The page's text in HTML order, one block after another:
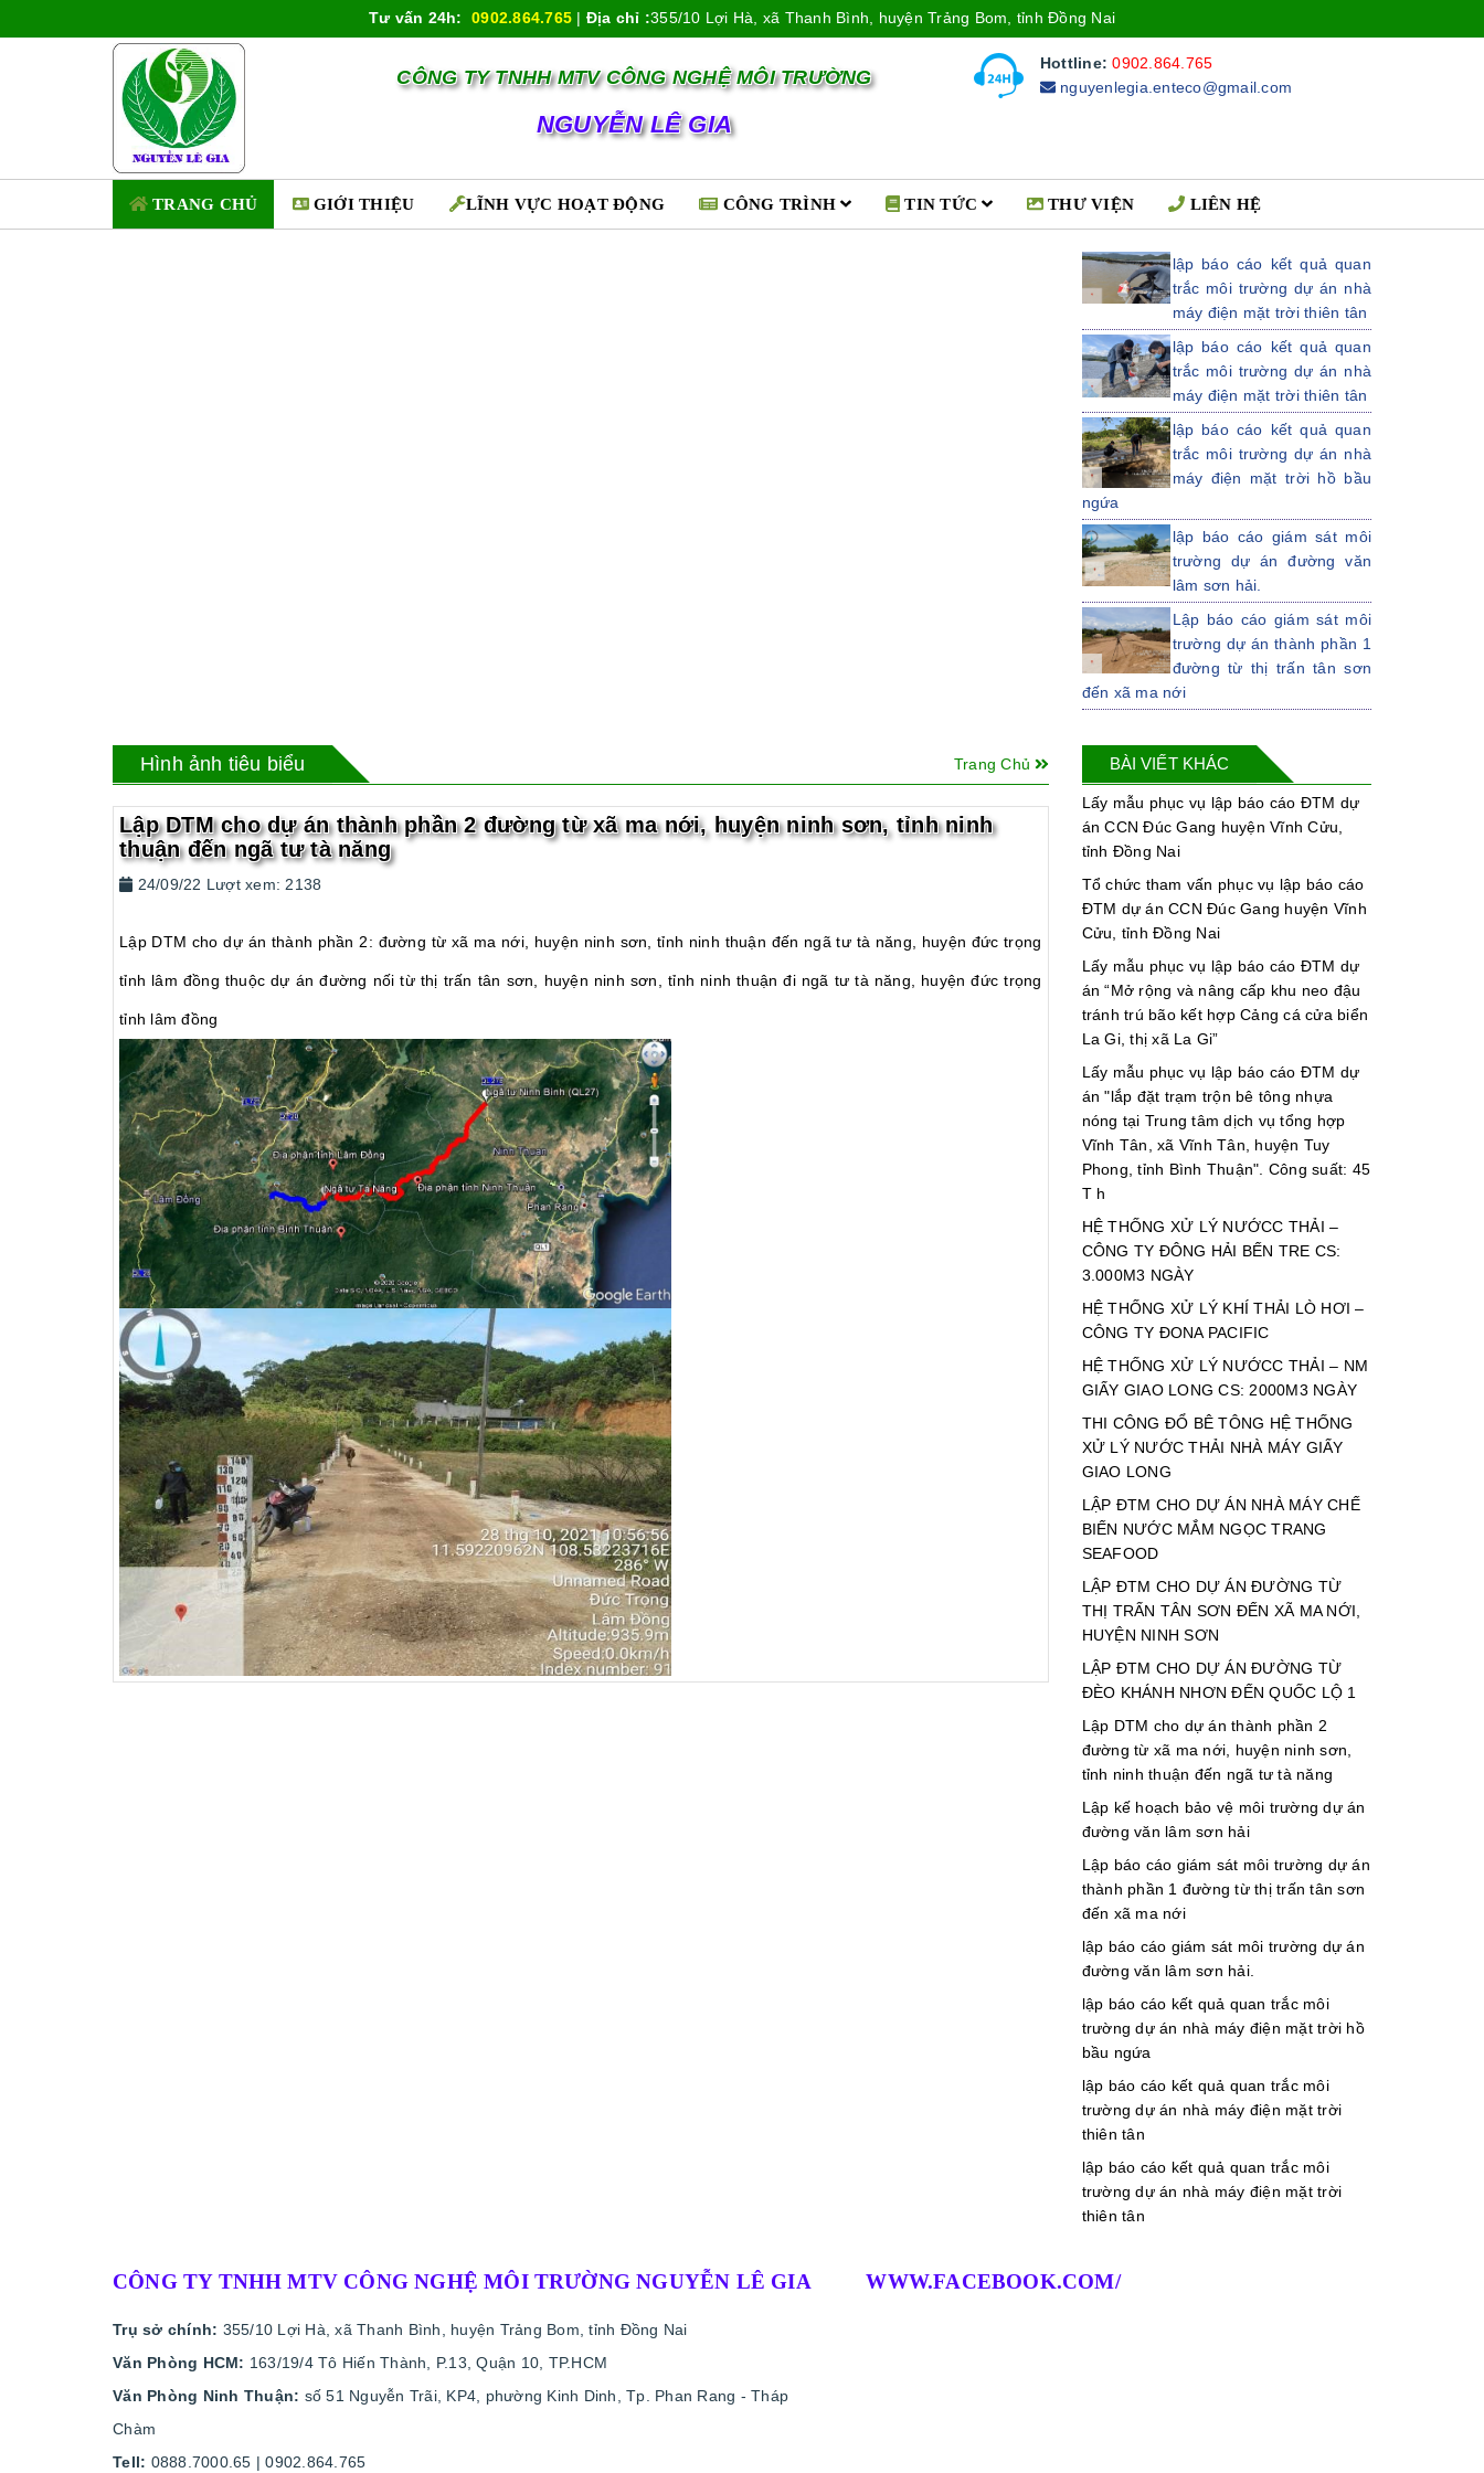
Tư vấn 24h: 0902.864.765 | Địa chỉ :355/10 Lợi Hà, xã Thanh Bình, huyện Trảng Bom, tỉnh Đồng Nai
CÔNG TY TNHH MTV CÔNG NGHỆ MÔI TRƯỜNG
NGUYỄN LÊ GIA
Hottline:0902.864.765
nguyenlegia.enteco@gmail.com
TRANG CHỦ GIỚI THIỆU LĨNH VỰC HOẠT ĐỘNG CÔNG TRÌNH TIN TỨC THƯ VIỆN LIÊN HỆ
lập báo cáo kết quả quan
trắc môi trường dự án nhà
máy điện mặt trời thiên tân
lập báo cáo kết quả quan
trắc môi trường dự án nhà
máy điện mặt trời thiên tân
lập báo cáo kết quả quan
trắc môi trường dự án nhà
máy điện mặt trời hồ bầu
ngứa
lập báo cáo giám sát môi
trường dự án đường văn
lâm sơn hải.
Lập báo cáo giám sát môi
trường dự án thành phần 1
đường từ thị trấn tân sơn
đến xã ma nới
trường dự án đường văn
lâm sơn hải
Lập DTM cho dự án thành
phần 2 đường từ xã ma
nới, huyện ninh sơn, tỉnh ninh thuận
đến ngã tư tà năng
LẬP ĐTM CHO DỰ ÁN
ĐƯỜNG TỪ ĐÈO KHÁNH
NHƠN ĐẾN QUỐC LỘ 1
LẬP ĐTM CHO DỰ ÁN
ĐƯỜNG TỪ THỊ TRẤN
TÂN SƠN ĐẾN XÃ MA
NỚI, HUYỆN NINH SƠN
LẬP ĐTM CHO DỰ ÁN
NHÀ MÁY CHẾ BIẾN
NƯỚC MẮM NGỌC
TRANG SEAFOOD
Hình ảnh tiêu biểu Trang Chủ
Lập DTM cho dự án thành phần 2 đường từ xã ma nới, huyện ninh sơn, tỉnh ninh
thuận đến ngã tư tà năng
24/09/22 Lượt xem: 2138
Lập DTM cho dự án thành phần 2: đường từ xã ma nới, huyện ninh sơn, tỉnh ninh thuận đến ngã tư tà năng, huyện đức trọng
tỉnh lâm đồng thuộc dự án đường nối từ thị trấn tân sơn, huyện ninh sơn, tỉnh ninh thuận đi ngã tư tà năng, huyện đức trọng
tỉnh lâm đồng
BÀI VIẾT KHÁC
Lấy mẫu phục vụ lập báo cáo ĐTM dự
án CCN Đúc Gang huyện Vĩnh Cửu,
tỉnh Đồng Nai
Tổ chức tham vấn phục vụ lập báo cáo
ĐTM dự án CCN Đúc Gang huyện Vĩnh
Cửu, tỉnh Đồng Nai
Lấy mẫu phục vụ lập báo cáo ĐTM dự
án “Mở rộng và nâng cấp khu neo đậu
tránh trú bão kết hợp Cảng cá cửa biển
La Gi, thị xã La Gi”
Lấy mẫu phục vụ lập báo cáo ĐTM dự
án "lắp đặt trạm trộn bê tông nhựa
nóng tại Trung tâm dịch vụ tổng hợp
Vĩnh Tân, xã Vĩnh Tân, huyện Tuy
Phong, tỉnh Bình Thuận". Công suất: 45
T h
HỆ THỐNG XỬ LÝ NƯỚCC THẢI –
CÔNG TY ĐÔNG HẢI BẾN TRE CS:
3.000M3 NGÀY
HỆ THỐNG XỬ LÝ KHÍ THẢI LÒ HƠI –
CÔNG TY ĐONA PACIFIC
HỆ THỐNG XỬ LÝ NƯỚCC THẢI – NM
GIẤY GIAO LONG CS: 2000M3 NGÀY
THI CÔNG ĐỔ BÊ TÔNG HỆ THỐNG
XỬ LÝ NƯỚC THẢI NHÀ MÁY GIẤY
GIAO LONG
LẬP ĐTM CHO DỰ ÁN NHÀ MÁY CHẾ
BIẾN NƯỚC MẮM NGỌC TRANG
SEAFOOD
LẬP ĐTM CHO DỰ ÁN ĐƯỜNG TỪ
THỊ TRẤN TÂN SƠN ĐẾN XÃ MA NỚI,
HUYỆN NINH SƠN
LẬP ĐTM CHO DỰ ÁN ĐƯỜNG TỪ
ĐÈO KHÁNH NHƠN ĐẾN QUỐC LỘ 1
Lập DTM cho dự án thành phần 2
đường từ xã ma nới, huyện ninh sơn,
tỉnh ninh thuận đến ngã tư tà năng
Lập kế hoạch bảo vệ môi trường dự án
đường văn lâm sơn hải
Lập báo cáo giám sát môi trường dự án
thành phần 1 đường từ thị trấn tân sơn
đến xã ma nới
lập báo cáo giám sát môi trường dự án
đường văn lâm sơn hải.
lập báo cáo kết quả quan trắc môi
trường dự án nhà máy điện mặt trời hồ
bầu ngứa
lập báo cáo kết quả quan trắc môi
trường dự án nhà máy điện mặt trời
thiên tân
lập báo cáo kết quả quan trắc môi
trường dự án nhà máy điện mặt trời
thiên tân
CÔNG TY TNHH MTV CÔNG NGHỆ MÔI TRƯỜNG NGUYỄN LÊ GIA
Trụ sở chính: 355/10 Lợi Hà, xã Thanh Bình, huyện Trảng Bom, tỉnh Đồng Nai
Văn Phòng HCM: 163/19/4 Tô Hiến Thành, P.13, Quận 10, TP.HCM
Văn Phòng Ninh Thuận: số 51 Nguyễn Trãi, KP4, phường Kinh Dinh, Tp. Phan Rang - Tháp
Chàm
Tell: 0888.7000.65 | 0902.864.765
WWW.FACEBOOK.COM/